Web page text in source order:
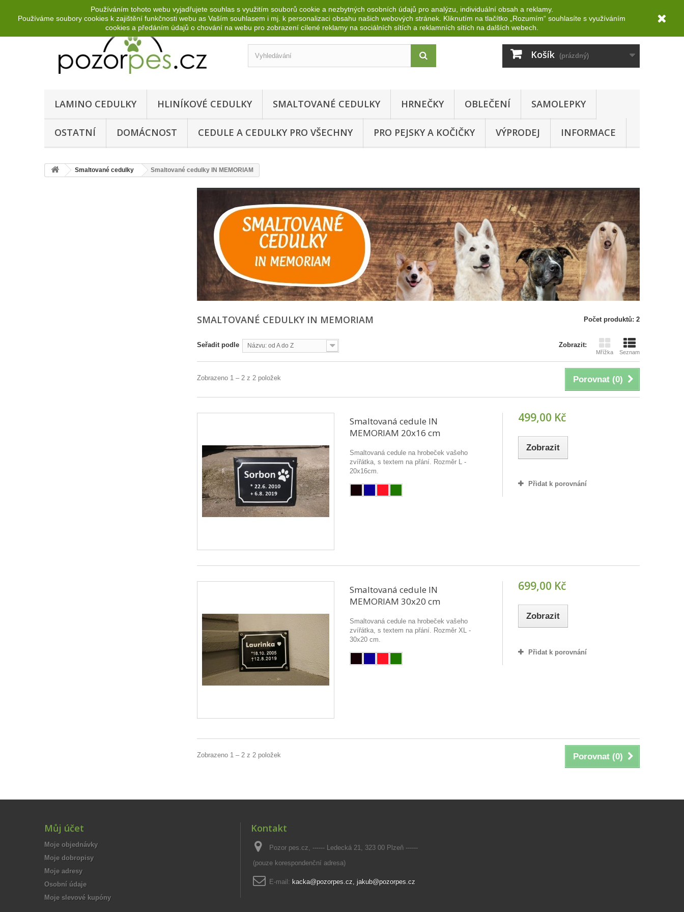
Používáním tohoto webu vyjadřujete souhlas s využitím souborů cookie a nezbytných osobních údajů pro analýzu, individuální obsah a reklamy.
Používáme soubory cookies k zajištění funkčnosti webu as Vaším souhlasem i mj. k personalizaci obsahu našich webových stránek. Kliknutím na tlačítko „Rozumím“ souhlasíte s využíváním
cookies a předáním údajů o chování na webu pro zobrazení cílené reklamy na sociálních sítích a reklamních sítích na dalších webech.
Měna :
Košík (prázdný)
LAMINO CEDULKY HLINÍKOVÉ CEDULKY SMALTOVANÉ CEDULKY HRNEČKY OBLEČENÍ SAMOLEPKY
OSTATNÍ DOMÁCNOST CEDULE A CEDULKY PRO VŠECHNY PRO PEJSKY A KOČIČKY VÝPRODEJ INFORMACE
Smaltované cedulky Smaltované cedulky IN MEMORIAM
SMALTOVANÉ CEDULKY IN MEMORIAM Počet produktů: 2
Zobrazit:
Mřížka Seznam
Seřadit podle Názvu: od A do Z
Porovnat (0)
Zobrazeno 1 – 2 z 2 položek
Smaltovaná cedule IN
MEMORIAM 20x16 cm
Smaltovaná cedule na hrobeček vašeho
zvířátka, s textem na přání. Rozměr L -
20x16cm.
499,00 Kč
Zobrazit
Přidat k porovnání
Smaltovaná cedule IN
MEMORIAM 30x20 cm
Smaltovaná cedule na hrobeček vašeho
zvířátka, s textem na přání. Rozměr XL -
30x20 cm.
699,00 Kč
Zobrazit
Přidat k porovnání
Porovnat (0)
Zobrazeno 1 – 2 z 2 položek
Můj účet
Moje objednávky
Moje dobropisy
Moje adresy
Osobní údaje
Moje slevové kupóny
Kontakt
Pozor pes.cz, ------ Ledecká 21, 323 00 Plzeň ------
(pouze korespondenční adresa)
E-mail: kacka@pozorpes.cz, jakub@pozorpes.cz